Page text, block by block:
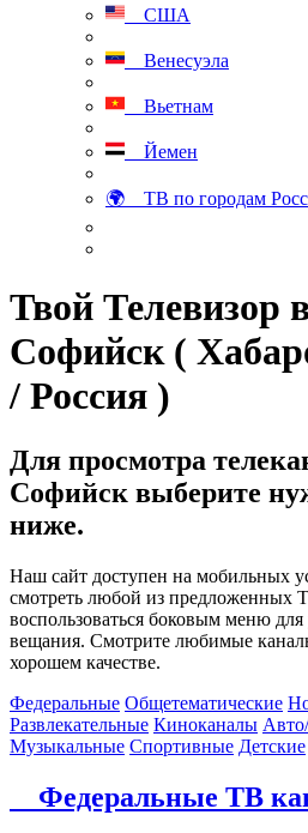
США
Венесуэла
Вьетнам
Йемен
🌍 ТВ по городам
Твой Телевизор
Софийск (
/ Россия )
Для просмотра
Софийск выберите
ниже.
Наш сайт доступен на мобильных
смотреть любой из предложенных
воспользоваться боковым меню
вещания. Смотрите любимые
хорошем качестве.
Федеральные Общетематические
Развлекательные Киноканалы
Музыкальные Спортивные Детские
Федеральные ТВ